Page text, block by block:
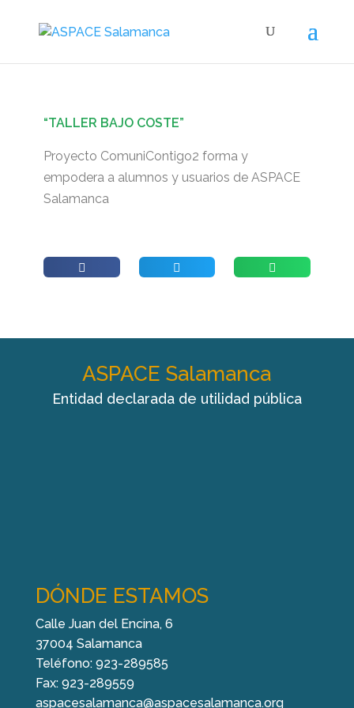
“TALLER BAJO COSTE”
Proyecto ComuniContigo2 forma y
empodera a alumnos y usuarios de ASPACE
Salamanca
ASPACE Salamanca
Entidad declarada de utilidad pública
DÓNDE ESTAMOS
Calle Juan del Encina, 6
37004 Salamanca
Teléfono: 923-289585
Fax: 923-289559
aspacesalamanca@aspacesalamanca.org